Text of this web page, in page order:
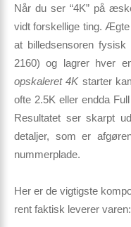
Når du ser “4K” på
vidt forskellige ting. Ægte
at billedsensoren
2160) og lagrer hver
opskaleret 4K starter
ofte 2.5K eller endda
Resultatet ser skarpt
detaljer, som er
nummerplade.
Her er de vigtigste
rent faktisk leverer varen: